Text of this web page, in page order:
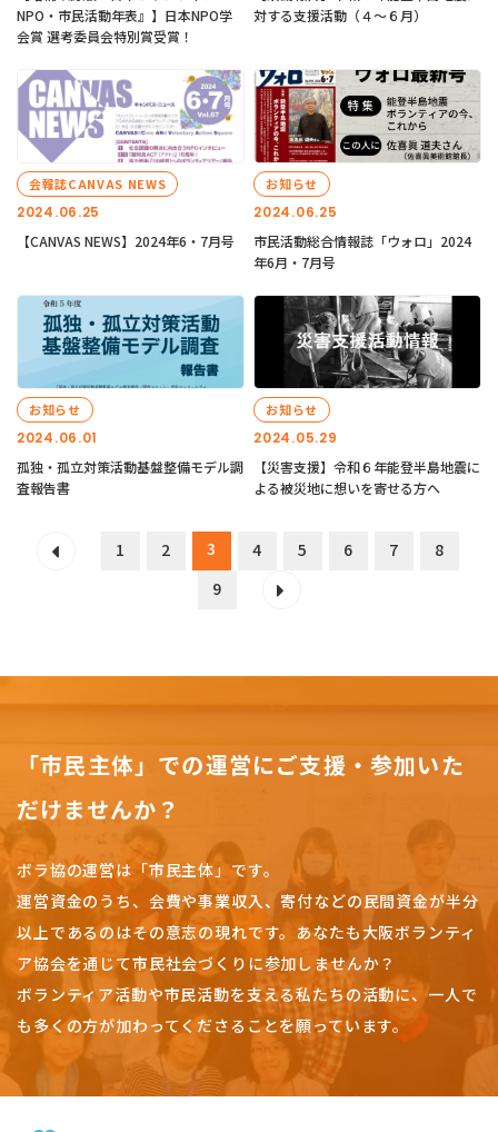
NPO・市民活動年表』】日本NPO学
会賞 選考委員会特別賞受賞！
対する支援活動（４〜６月）
2024.06.25
会報誌CANVAS NEWS
【CANVAS NEWS】2024年6・7月号
2024.06.25
お知らせ
市民活動総合情報誌「ウォロ」2024
年6月・7月号
2024.06.01
お知らせ
孤独・孤立対策活動基盤整備モデル調
査報告書
2024.05.29
お知らせ
【災害支援】令和６年能登半島地震に
よる被災地に想いを寄せる方へ
1 2 3 4 5 6 7
8
9
「市民主体」での運営にご支援・参加いた
だけませんか？
ボラ協の運営は「市民主体」です。
運営資金のうち、会費や事業収入、寄付などの民間資金が半分
以上であるのはその意志の現れです。 あなたも大阪ボランティ
ア協会を通じて市民社会づくりに参加しませんか？
ボランティア活動や市民活動を支える私たちの活動に、一人で
も多くの方が加わってくださることを願っています。